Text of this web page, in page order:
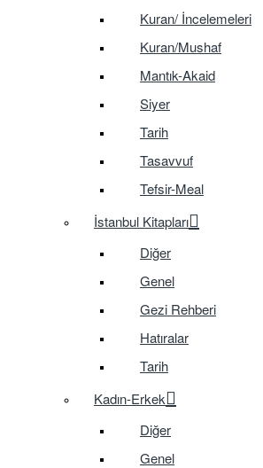
Kuran/ İncelemeleri
Kuran/Mushaf
Mantık-Akaid
Siyer
Tarih
Tasavvuf
Tefsir-Meal
İstanbul Kitapları
Diğer
Genel
Gezi Rehberi
Hatıralar
Tarih
Kadın-Erkek
Diğer
Genel